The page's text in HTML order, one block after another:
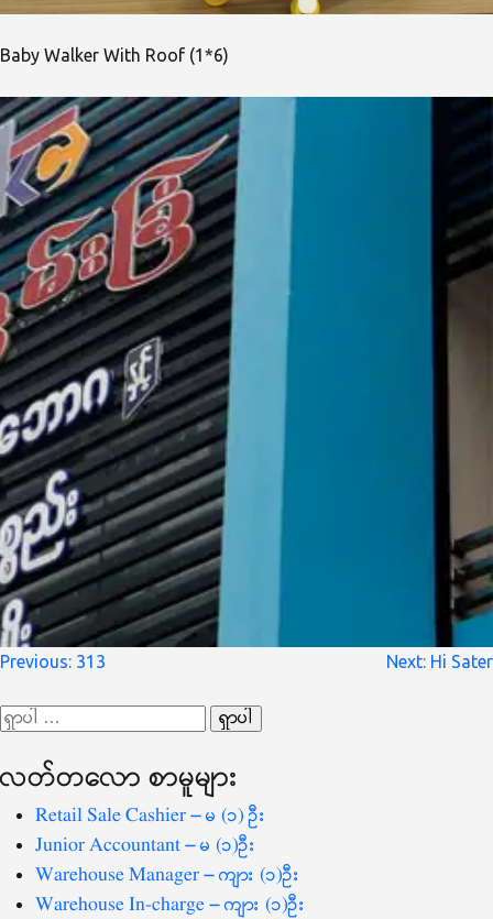
Baby Walker With Roof (1*6)
စာမူ
ပြ
Previous: 313 Next: Hi Sater
ရှာ
စကားလုံး
လတ်တ‌လော စာမူများ
Retail Sale Cashier – မ (၁) ဦး
Junior Accountant – မ (၁)ဦး
Warehouse Manager – ကျား (၁)ဦး
Warehouse In-charge – ကျား (၁)ဦး